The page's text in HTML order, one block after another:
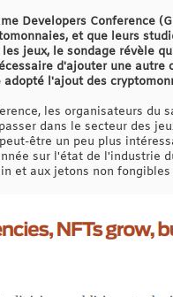
Developers Conference
et que leurs
les jeux, le sondage révèle
d'ajouter une
l'ajout des
les organisateurs
dans le secteur des
être un peu plus
sur l'état de l'industrie
et aux jetons non